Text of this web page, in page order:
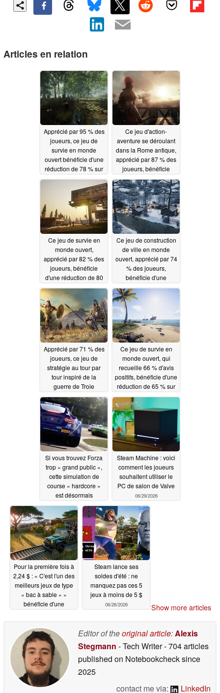
Articles en relation
Apprécié par 95 % des
joueurs, ce jeu de
survie en monde
ouvert bénéficie d'une
réduction de 78 % sur
Steam07/07/2026
Ce jeu d'action-
aventure se déroulant
dans la Rome antique,
apprécié par 87 % des
joueurs, bénéficie
d'une réduction de 65
% sur Steam07/05/2026
Ce jeu de survie en
monde ouvert,
apprécié par 82 % des
joueurs, bénéficie
d'une réduction de 80
% sur Steam07/03/2026
Ce jeu de construction
de ville en monde
ouvert, apprécié par 74
% des joueurs,
bénéficie d'une
réduction de 50 % sur
Steam
Apprécié par 71 % des
joueurs, ce jeu de
stratégie au tour par
tour inspiré de la
guerre de Troie
bénéficie d'une
réduction de 80 % sur
Steam07/01/2026
Ce jeu de survie en
monde ouvert, qui
recueille 66 % d'avis
positifs, bénéficie d'une
réduction de 65 % sur
Steam06/30/2026
Si vous trouvez Forza
trop « grand public »,
cette simulation de
course « hardcore »
est désormais
disponible à 4 $ sur
Steam06/29/2026
Steam Machine : voici
comment les joueurs
souhaitent utiliser le
PC de salon de Valve
06/29/2026
Pour la première fois à
2,24 $ : « C'est l'un des
meilleurs jeux de type
« bac à sable » »
bénéficie d'une
Steam lance ses
soldes d'été : ne
manquez pas ces 5
jeux à moins de 5 $
06/26/2026 Show more articles
Editor of theoriginal article:Alexis
Stegmann - Tech Writer- 704 articles
published on Notebookchecksince
2025
contact me via:
LinkedIn